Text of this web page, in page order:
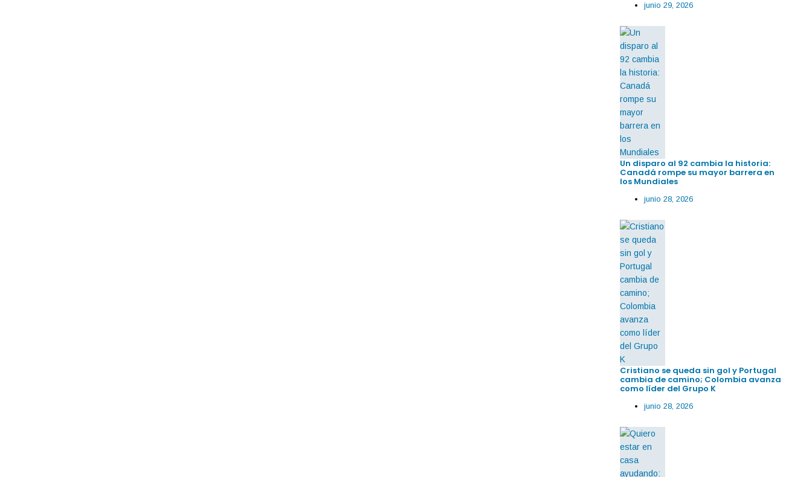
junio 29, 2026
Un disparo al 92 cambia la historia:
Canadá rompe su mayor barrera en
los Mundiales
junio 28, 2026
Cristiano se queda sin gol y Portugal
cambia de camino; Colombia avanza
como líder del Grupo K
junio 28, 2026